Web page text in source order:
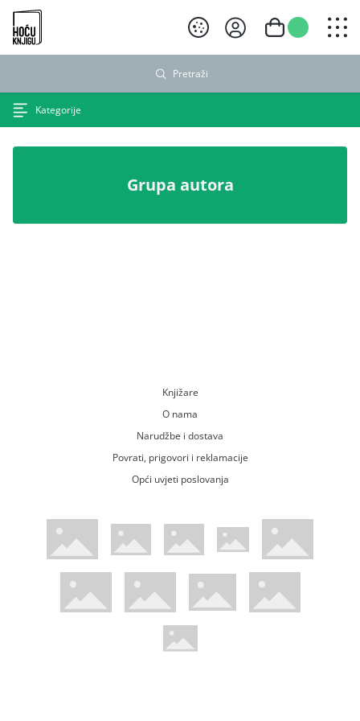
Hoću knjigu crni logo
Pretraži
Kategorije
Grupa autora
Knjižare
O nama
Narudžbe i dostava
Povrati, prigovori i reklamacije
Opći uvjeti poslovanja
WsPay web stranicaMaestro web stranicaMastercard web stranicaAmerican Express web stranica
Visa web stranica
Diners web stranicaTrustwave certificiranoMastercard sigurnosni kod web
Pci Dss certificirano
Verified by Visa web stranica